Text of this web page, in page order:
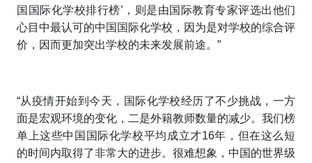
国国际化学校排行榜’，则是由国际教育专家评选出他们
心目中最认可的中国国际化学校，因为是对学校的综合评
价，因而更加突出学校的未来发展前途。”
“从疫情开始到今天，国际化学校经历了不少挑战，一方
面是宏观环境的变化，二是外籍教师数量的减少。我们榜
单上这些中国国际化学校平均成立才16年，但在这么短
的时间内取得了非常大的进步。很难想象，中国的世界级